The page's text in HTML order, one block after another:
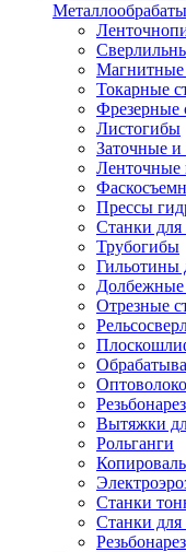
Магнитные
Токарные
Фрезерные
Листогибы
Заточные
Ленточные
Прессы
Станки для
Трубогибы
Гильотины
Долбежные
Отрезные
Вытяжки
Рольганги
Станки
Станки для